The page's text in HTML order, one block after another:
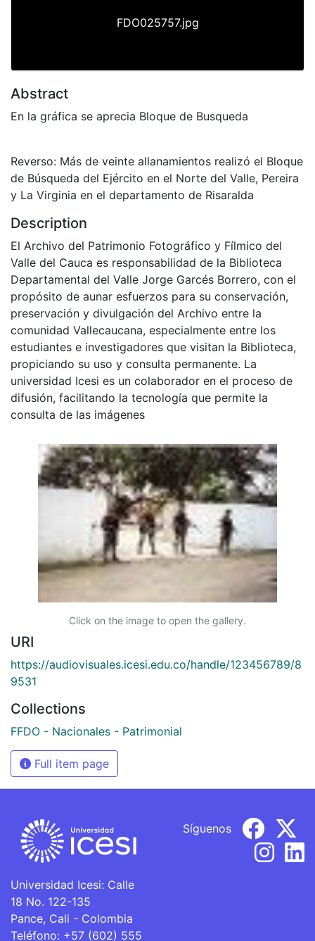
FDO025757.jpg
Abstract
En la gráfica se aprecia Bloque de Busqueda
Reverso: Más de veinte allanamientos realizó el Bloque
de Búsqueda del Ejército en el Norte del Valle, Pereira
y La Virginia en el departamento de Risaralda
Description
El Archivo del Patrimonio Fotográfico y Fílmico del
Valle del Cauca es responsabilidad de la Biblioteca
Departamental del Valle Jorge Garcés Borrero, con el
propósito de aunar esfuerzos para su conservación,
preservación y divulgación del Archivo entre la
comunidad Vallecaucana, especialmente entre los
estudiantes e investigadores que visitan la Biblioteca,
propiciando su uso y consulta permanente. La
universidad Icesi es un colaborador en el proceso de
difusión, facilitando la tecnología que permite la
consulta de las imágenes
Click on the image to open the gallery.
URI
https://audiovisuales.icesi.edu.co/handle/123456789/8
9531
Collections
FFDO - Nacionales - Patrimonial
Full item page
Universidad Icesi: Calle
18 No. 122-135
Pance, Cali - Colombia
Teléfono: +57 (602) 555
Síguenos